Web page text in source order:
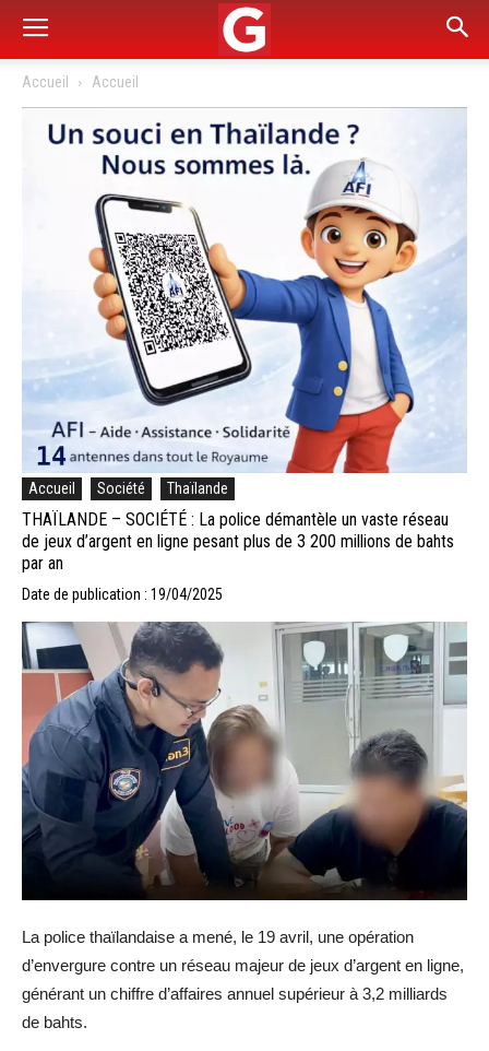
Accueil Accueil
Accueil Société Thaïlande
THAÏLANDE – SOCIÉTÉ : La police démantèle un vaste réseau
de jeux d’argent en ligne pesant plus de 3 200 millions de bahts
par an
Date de publication : 19/04/2025
La police thaïlandaise a mené, le 19 avril, une opération
d’envergure contre un réseau majeur de jeux d’argent en ligne,
générant un chiffre d’affaires annuel supérieur à 3,2 milliards
de bahts.